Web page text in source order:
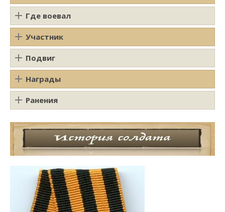
Где воевал
Участник
Подвиг
Награды
Ранения